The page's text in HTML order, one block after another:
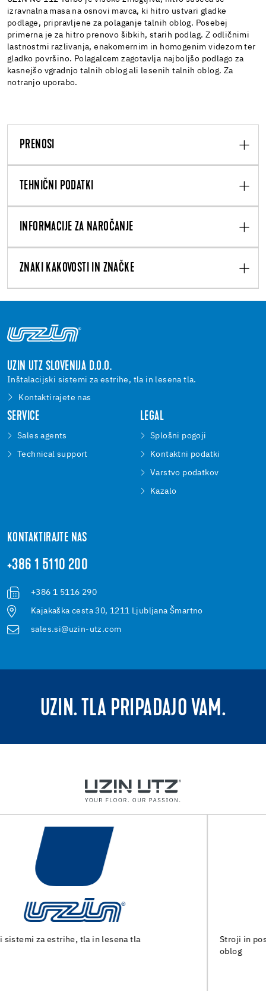
izravnalna masa na osnovi mavca, ki hitro ustvari gladke
podlage, pripravljene za polaganje talnih oblog. Posebej
primerna je za hitro prenovo šibkih, starih podlag. Z odličnimi
lastnostmi razlivanja, enakomernim in homogenim videzom ter
gladko površino. Polagalcem zagotavlja najboljšo podlago za
kasnejšo vgradnjo talnih oblog ali lesenih talnih oblog. Za
notranjo uporabo.
PRENOSI
TEHNIČNI PODATKI
INFORMACIJE ZA NAROČANJE
ZNAKI KAKOVOSTI IN ZNAČKE
UZIN UTZ SLOVENIJA D.O.O.
Inštalacijski sistemi za estrihe, tla in lesena tla.
Kontaktirajete nas
SERVICE
Sales agents
Technical support
LEGAL
Splošni pogoji
Kontaktni podatki
Varstvo podatkov
Kazalo
KONTAKTIRAJTE NAS
+386 1 5110 200
+386 1 5116 290
Kajakaška cesta 30, 1211 Ljubljana Šmartno
sales.si@uzin-utz.com
UZIN. TLA PRIPADAJO VAM.
Stroji in posebna orodja za pripravo tal in polaganje talnih